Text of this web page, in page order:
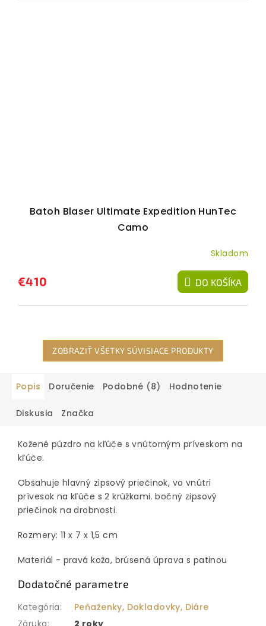
Batoh Blaser Ultimate Expedition HunTec
Camo
Skladom
€410 DO KOŠÍKA
ZOBRAZIŤ VŠETKY SÚVISIACE PRODUKTY
Popis Doručenie Podobné (8) Hodnotenie
Diskusia Značka
Kožené púzdro na kľúče s vnútorným príveskom na
kľúče.
Obsahuje hlavný zipsový priečinok, vo vnútri
prívesok na kľúče s 2 krúžkami. bočný zipsový
priečinok na drobnosti.
Rozmery: 11 x 7 x 1,5 cm
Materiál - pravá koža, brúsená úprava s patinou
Dodatočné parametre
Kategória:
Peňaženky, Dokladovky, Diáre